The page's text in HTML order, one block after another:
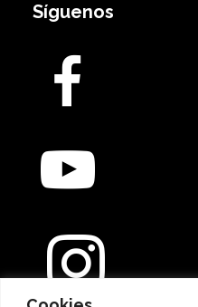
Síguenos